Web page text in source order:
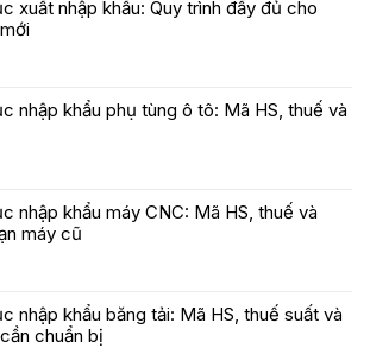
xuất nhập khẩu: Quy trình đầy đủ cho
nhập khẩu phụ tùng ô tô: Mã HS, thuế và
nhập khẩu máy CNC: Mã HS, thuế và
máy cũ
nhập khẩu băng tải: Mã HS, thuế suất và
chuẩn bị